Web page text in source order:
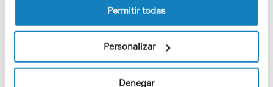
Permitir todas
Personalizar
Denegar
C/Baldiri Reixac, 4-12 i 15